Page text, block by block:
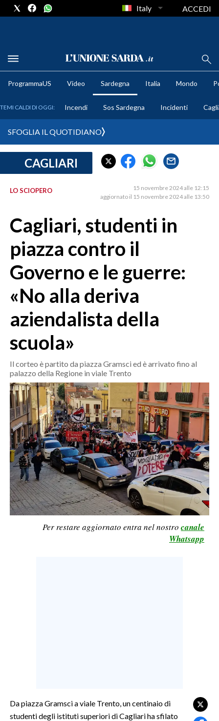
METEO
CRONACA SARDEGNA
PROVINCIA DI CAGLIARI
MEDIO CAMPIDANO
ORISTANO E PROVINCIA
SASSARI E PROVINCIA
GALLURA
NUORO E PROVINCIA
OGLIASTRA
AGENDA
ITALIA
MONDO
POLITICA
ECONOMIA
SERVIZI ALLE IMPRESE
LAVORO
BANDI
SPORT IN SARDEGNA
SPORT
RISULTATI E CLASSIFICHE
GOSSIP
Italy ACCEDI
ProgrammaUS Video Sardegna Italia Mondo
TEMI CALDI DI OGGI: Incendi Sos Sardegna Incidenti
SFOGLIA IL QUOTIDIANO
CAGLIARI
LO SCIOPERO
15 novembre 2024 alle 12:15
aggiornato il 15 novembre 2024 alle 13:50
Cagliari, studenti in
piazza contro il
Governo e le guerre:
«No alla deriva
aziendalista della
scuola»
Il corteo è partito da piazza Gramsci ed è arrivato fino al
palazzo della Regione in viale Trento
Per restare aggiornato entra nel nostro canale
Whatsapp
Da piazza Gramsci a viale Trento, un centinaio di
studenti degli istituti superiori di Cagliari ha sfilato